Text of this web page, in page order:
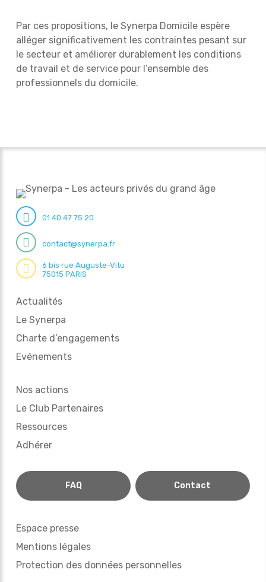
Par ces propositions, le Synerpa Domicile espère
alléger significativement les contraintes pesant sur
le secteur et améliorer durablement les conditions
de travail et de service pour l’ensemble des
professionnels du domicile.
01 40 47 75 20
contact@synerpa.fr
6 bis rue Auguste-Vitu
75015 PARIS
Actualités
Le Synerpa
Charte d’engagements
Evénements
Nos actions
Le Club Partenaires
Ressources
Adhérer
FAQ Contact
Espace presse
Mentions légales
Protection des données personnelles